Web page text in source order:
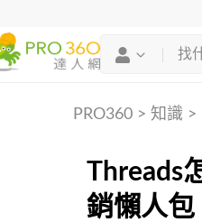
PRO360> 知識 >
Threads
銷懶人包